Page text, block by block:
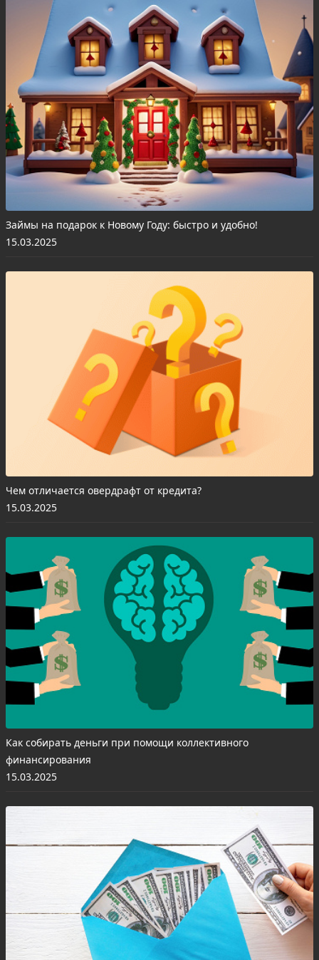
Займы на подарок к Новому Году: быстро и удобно!
15.03.2025
Чем отличается овердрафт от кредита?
15.03.2025
Как собирать деньги при помощи коллективного
финансирования
15.03.2025